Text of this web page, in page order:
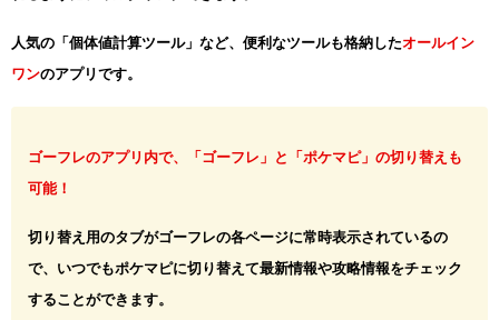
人気の「個体値計算ツール」など、便利なツールも格納したオールイン
ワンのアプリです。
ゴーフレのアプリ内で、「ゴーフレ」と「ポケマピ」の切り替えも
可能！
切り替え用のタブがゴーフレの各ページに常時表示されているの
で、いつでもポケマピに切り替えて最新情報や攻略情報をチェック
することができます。